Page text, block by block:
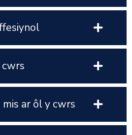
ar ôl y cwrs